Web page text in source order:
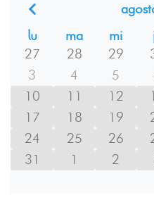
lu
ma mi
27
28 29
3
4 5
10
11 12
17
18 19
24
25 26
31
1 2